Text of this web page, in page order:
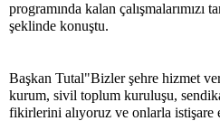
programında kalan çalışmalarımızı
şeklinde konuştu.
Başkan Tutal"Bizler şehre hizmet
kurum, sivil toplum kuruluşu,
fikirlerini alıyoruz ve onlarla istişare